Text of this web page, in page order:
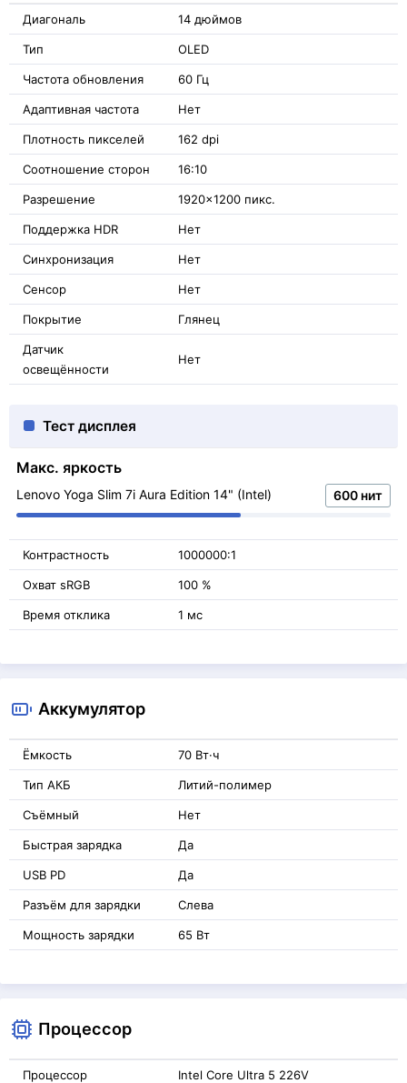
Диагональ 14 дюймов
Тип OLED
Частота обновления 60 Гц
Адаптивная частота Нет
Плотность пикселей 162 dpi
Соотношение сторон 16:10
Разрешение 1920x1200 пикс.
Поддержка HDR Нет
Синхронизация Нет
Сенсор Нет
Покрытие Глянец
Датчик
освещённости
Нет
Тест дисплея
Макс. яркость
Lenovo Yoga Slim 7i Aura Edition 14" (Intel) 600 нит
Контрастность 1000000:1
Охват sRGB 100 %
Время отклика 1 мс
Аккумулятор
Ёмкость 70 Вт·ч
Тип АКБ Литий-полимер
Съёмный Нет
Быстрая зарядка Да
USB PD Да
Разъём для зарядки Слева
Мощность зарядки 65 Вт
Процессор
Процессор Intel Core Ultra 5 226V